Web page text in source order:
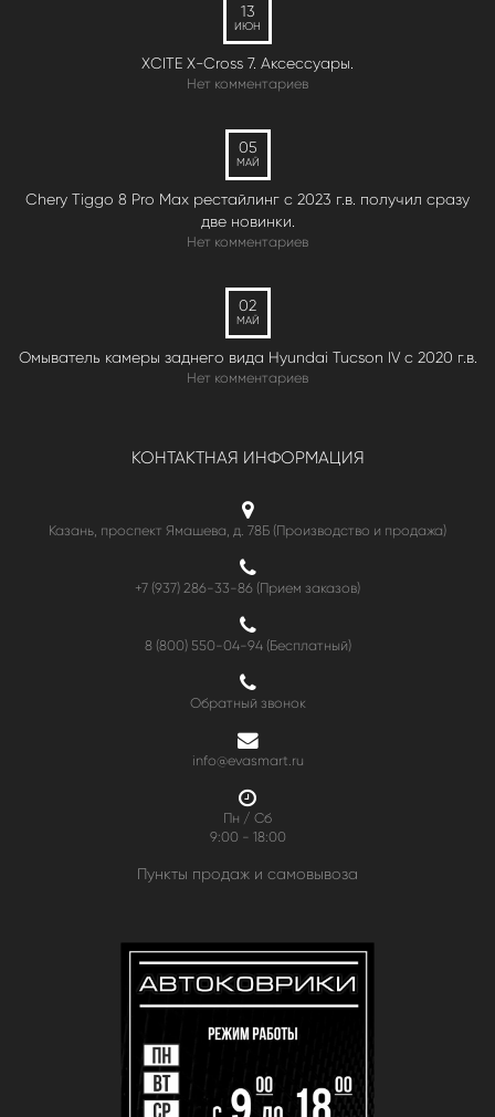
13
ИЮН
XCITE X-Cross 7. Аксессуары.
Нет комментариев
05
МАЙ
Chery Tiggo 8 Pro Max рестайлинг с 2023 г.в. получил сразу
две новинки.
Нет комментариев
02
МАЙ
Омыватель камеры заднего вида Hyundai Tucson IV c 2020 г.в.
Нет комментариев
КОНТАКТНАЯ ИНФОРМАЦИЯ
Казань, проспект Ямашева, д. 78Б (Производство и продажа)
+7 (937) 286-33-86 (Прием заказов)
8 (800) 550-04-94(Бесплатный)
Обратный звонок
info@evasmart.ru
Пн / Сб
9:00 - 18:00
Пункты продаж и самовывоза